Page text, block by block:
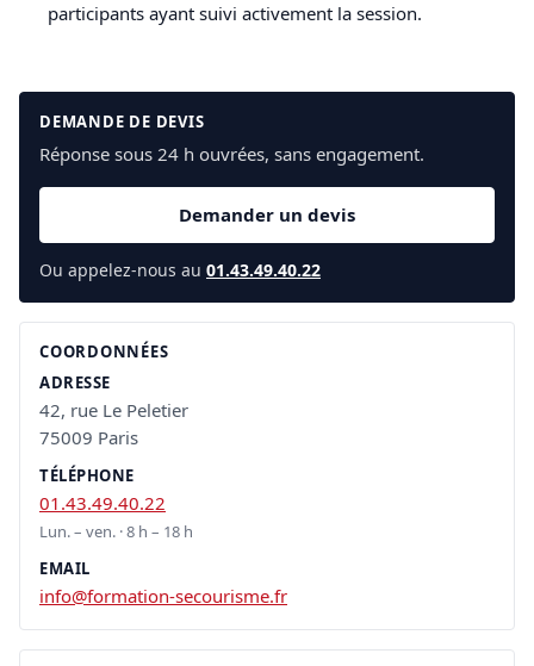
participants ayant suivi activement la session.
DEMANDE DE DEVIS
Réponse sous 24 h ouvrées, sans engagement.
Demander un devis
Ou appelez-nous au 01.43.49.40.22
COORDONNÉES
ADRESSE
42, rue Le Peletier
75009 Paris
TÉLÉPHONE
01.43.49.40.22
Lun. – ven. · 8 h – 18 h
EMAIL
info@formation-secourisme.fr